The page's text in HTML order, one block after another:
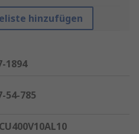
hinzufügen
1894
54-785